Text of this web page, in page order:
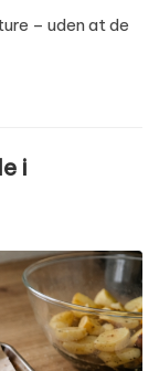
– uden at de
i